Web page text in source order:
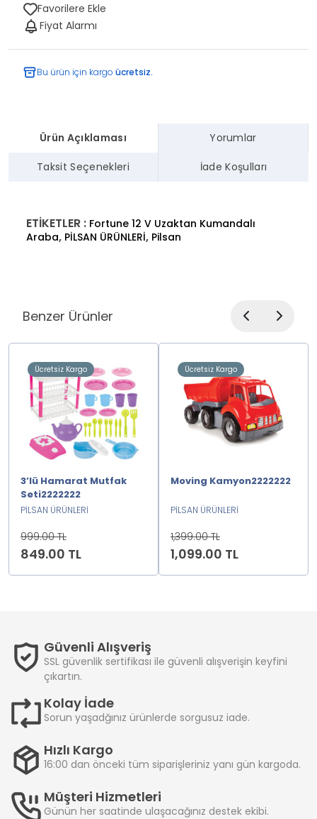
Favorilere Ekle
Fiyat Alarmı
Bu ürün için kargo ücretsiz.
Ürün Açıklaması Yorumlar
Taksit Seçenekleri İade Koşulları
ETİKETLER : Fortune 12 V Uzaktan Kumandalı
Araba, PİLSAN ÜRÜNLERİ, Pilsan
Benzer Ürünler
Ücretsiz Kargo
3’lü Hamarat Mutfak
Seti2222222
PİLSAN ÜRÜNLERİ
999.00 TL
849.00 TL
Ücretsiz Kargo
Moving Kamyon2222222
PİLSAN ÜRÜNLERİ
1,399.00 TL
1,099.00 TL
Güvenli Alışveriş
SSL güvenlik sertifikası ile güvenli alışverişin keyfini
çıkartın.
Kolay İade
Sorun yaşadğınız ürünlerde sorgusuz iade.
Hızlı Kargo
16:00 dan önceki tüm siparişleriniz yanı gün kargoda.
Müşteri Hizmetleri
Günün her saatinde ulaşacağınız destek ekibi.